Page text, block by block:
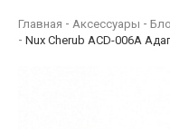
Главная Аксессуары
Nux Cherub ACD-006A